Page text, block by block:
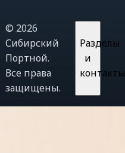
© 2026
Сибирский
Портной.
Все права
защищены.
Разделы
и
контакты